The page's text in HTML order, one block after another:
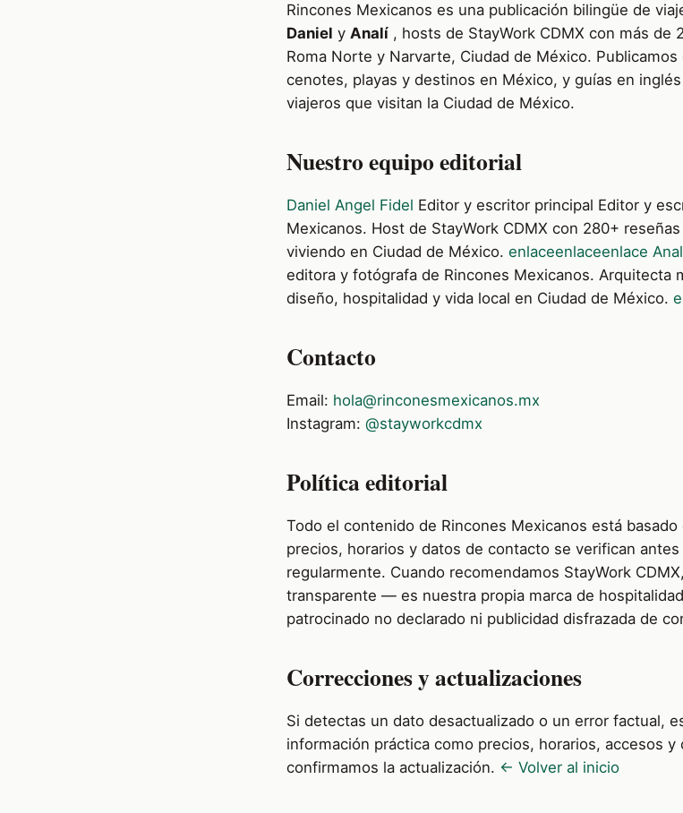
Rincones Mexicanos es una publicación bilingüe de
Daniel y Analí , hosts de StayWork CDMX con más de
Roma Norte y Narvarte, Ciudad de México.
cenotes, playas y destinos en México, y guías en
viajeros que visitan la Ciudad de México.
Nuestro equipo editorial
Daniel Angel Fidel Editor y escritor principal Editor y
Mexicanos. Host de StayWork CDMX con 280+
viviendo en Ciudad de México. enlaceenlaceenlace
editora y fotógrafa de Rincones Mexicanos. Arquitecta
diseño, hospitalidad y vida local en Ciudad de México.
Contacto
Email: hola@rinconesmexicanos.mx
Instagram: @stayworkcdmx
Política editorial
Todo el contenido de Rincones Mexicanos está
precios, horarios y datos de contacto se verifican
regularmente. Cuando recomendamos StayWork
transparente — es nuestra propia marca de
patrocinado no declarado ni publicidad disfrazada de
Correcciones y actualizaciones
Si detectas un dato desactualizado o un error factual,
información práctica como precios, horarios, accesos y
confirmamos la actualización. ← Volver al inicio